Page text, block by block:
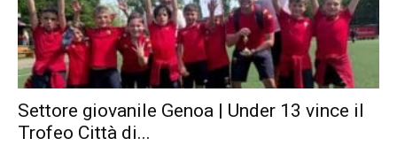
Settore giovanile Genoa | Under 13 vince il
Trofeo Città di...